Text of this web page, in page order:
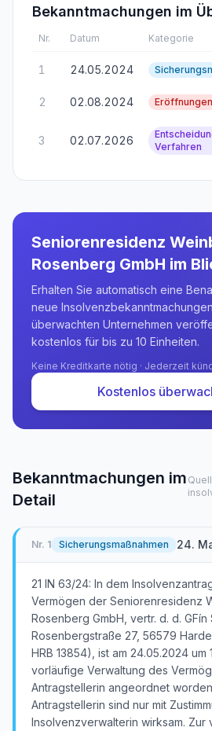
Bekanntmachungen im
Nr. Datum Kategorie
1 24.05.2024
2 02.08.2024 Eröffnungen
3 02.07.2026
Verfahren
Seniorenresidenz
Rosenberg GmbH im
Erhalten Sie automatisch eine
neue
überwachten Unternehmen
kostenlos für bis zu 10 Einheiten.
Keine Kreditkarte nötig · Jederzeit
Kostenlos
Bekanntmachungen im
Detail
Nr. 1 Sicherungsmaßnahmen 24.
21 IN 63/24: In dem
Vermögen der Seniorenresidenz
Rosenberg GmbH, vertr. d. d.
Rosenbergstraße 27, 56579
HRB 13854), ist am 24.05.2024 um
vorläufige Verwaltung des
Antragstellerin angeordnet
Antragstellerin sind nur mit
Insolvenzverwalterin wirksam. Zur